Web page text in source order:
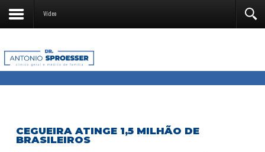
Vídeo
CEGUEIRA ATINGE 1,5 MILHÃO DE
BRASILEIROS